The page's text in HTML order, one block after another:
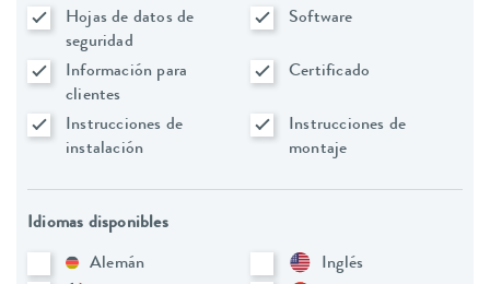
Hojas de datos de
seguridad
Software
Información para
clientes
Certificado
Instrucciones de
instalación
Instrucciones de
montaje
Idiomas disponibles
Alemán
Inglés